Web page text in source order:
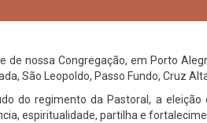
de nossa Congregação, em Porto
São Leopoldo, Passo Fundo, Cruz
do regimento da Pastoral, a
espiritualidade, partilha e